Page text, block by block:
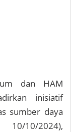
dan HAM
inisiatif
sumber daya
10/2024),